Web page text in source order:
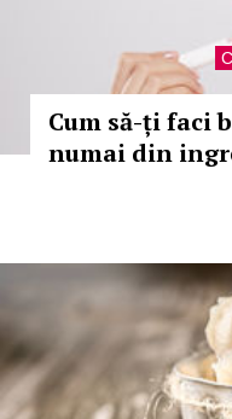
Cum să-ți faci
numai din